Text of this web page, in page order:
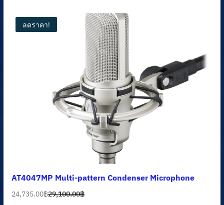
ลดราคา!
AT4047MP Multi-pattern Condenser Microphone
29,100.00฿
Original
24,735.00฿
Current